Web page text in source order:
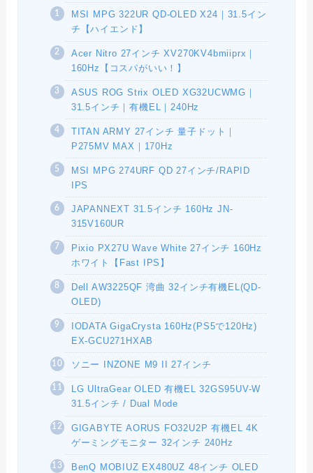
MSI MPG 322UR QD-OLED X24｜31.5イン
チ【ハイエンド】
Acer Nitro 27インチ XV270KV4bmiiprx｜
160Hz【コスパがいい！】
ASUS ROG Strix OLED XG32UCWMG｜
31.5インチ｜有機EL｜240Hz
TITAN ARMY 27インチ 量子ドット｜
P275MV MAX｜170Hz
MSI MPG 274URF QD 27インチ/RAPID
IPS
JAPANNEXT 31.5インチ 160Hz JN-
315V160UR
Pixio PX27U Wave White 27インチ 160Hz
ホワイト【Fast IPS】
Dell AW3225QF 湾曲 32インチ有機EL(QD-
OLED)
IODATA GigaCrysta 160Hz(PS5で120Hz)
EX-GCU271HXAB
ソニー INZONE M9 II 27インチ
LG UltraGear OLED 有機EL 32GS95UV-W
31.5インチ / Dual Mode
GIGABYTE AORUS FO32U2P 有機EL 4K
ゲーミングモニター 32インチ 240Hz
BenQ MOBIUZ EX480UZ 48インチ OLED